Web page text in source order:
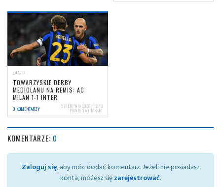
RELACJE
TOWARZYSKIE DERBY
MEDIOLANU NA REMIS: AC
MILAN 1-1 INTER
0 KOMENTARZY 5 SIERPNIA 2026 | 12:13
PAWEŁ ŚWINARSKI
KOMENTARZE: 0
Zaloguj się, aby móc dodać komentarz. Jeżeli nie posiadasz
konta, możesz sięzarejestrować.